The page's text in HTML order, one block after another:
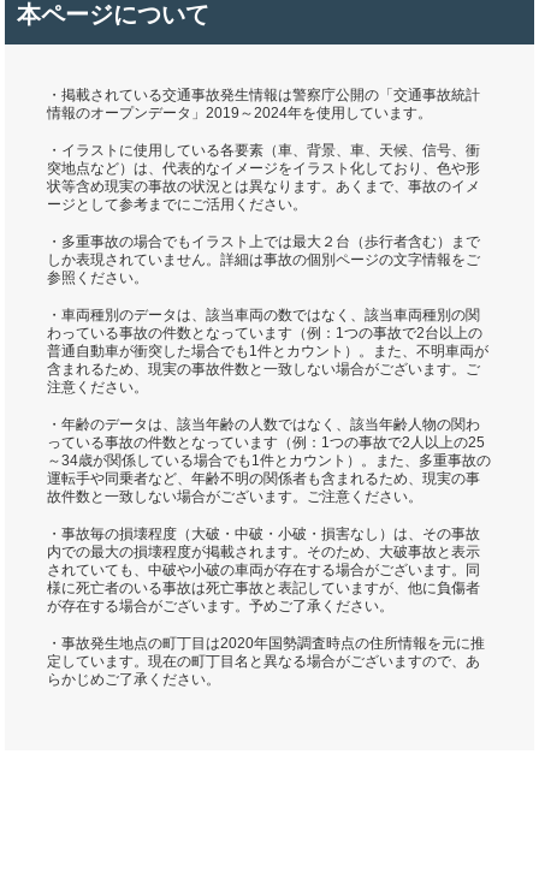
本ページについて
・掲載されている交通事故発生情報は警察庁公開の「交通事故統計
情報のオープンデータ」2019～2024年を使用しています。
・イラストに使用している各要素（車、背景、車、天候、信号、衝
突地点など）は、代表的なイメージをイラスト化しており、色や形
状等含め現実の事故の状況とは異なります。あくまで、事故のイメ
ージとして参考までにご活用ください。
・多重事故の場合でもイラスト上では最大２台（歩行者含む）まで
しか表現されていません。詳細は事故の個別ページの文字情報をご
参照ください。
・車両種別のデータは、該当車両の数ではなく、該当車両種別の関
わっている事故の件数となっています（例：1つの事故で2台以上の
普通自動車が衝突した場合でも1件とカウント）。また、不明車両が
含まれるため、現実の事故件数と一致しない場合がございます。ご
注意ください。
・年齢のデータは、該当年齢の人数ではなく、該当年齢人物の関わ
っている事故の件数となっています（例：1つの事故で2人以上の25
～34歳が関係している場合でも1件とカウント）。また、多重事故の
運転手や同乗者など、年齢不明の関係者も含まれるため、現実の事
故件数と一致しない場合がございます。ご注意ください。
・事故毎の損壊程度（大破・中破・小破・損害なし）は、その事故
内での最大の損壊程度が掲載されます。そのため、大破事故と表示
されていても、中破や小破の車両が存在する場合がございます。同
様に死亡者のいる事故は死亡事故と表記していますが、他に負傷者
が存在する場合がございます。予めご了承ください。
・事故発生地点の町丁目は2020年国勢調査時点の住所情報を元に推
定しています。現在の町丁目名と異なる場合がございますので、あ
らかじめご了承ください。